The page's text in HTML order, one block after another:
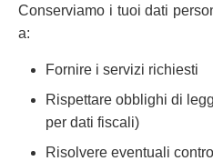
Conserviamo i tuoi dati
a:
Fornire i servizi richiesti
Rispettare obblighi di
per dati fiscali)
Risolvere eventuali